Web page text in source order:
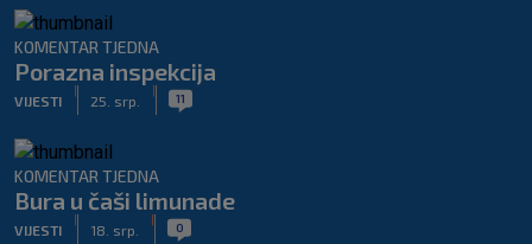
KOMENTAR TJEDNA
Porazna inspekcija
VIJESTI 25. srp. 11
KOMENTAR TJEDNA
Bura u čaši limunade
VIJESTI 18. srp. 0